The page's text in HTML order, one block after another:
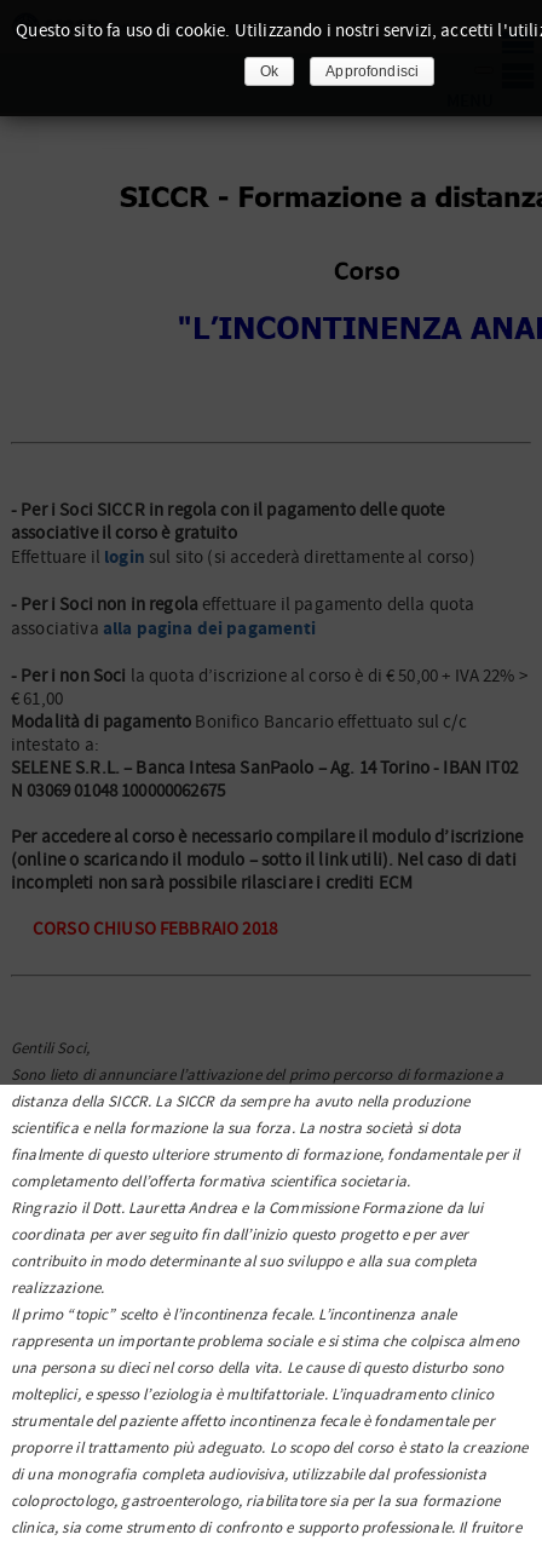
- Per i Soci SICCR in regola con il pagamento delle quote
associative il corso è gratuito
Effettuare il login sul sito (si accederà direttamente al corso)
- Per i Soci non in regola effettuare il pagamento della quota
associativa alla pagina dei pagamenti
- Per i non Soci la quota d’iscrizione al corso è di € 50,00 + IVA 22% >
€ 61,00
Modalità di pagamento Bonifico Bancario effettuato sul c/c
intestato a:
SELENE S.R.L. – Banca Intesa SanPaolo – Ag. 14 Torino - IBAN IT02
N 03069 01048 100000062675
Per accedere al corso è necessario compilare il modulo d’iscrizione
(online o scaricando il modulo – sotto il link utili). Nel caso di dati
incompleti non sarà possibile rilasciare i crediti ECM
CORSO CHIUSO FEBBRAIO 2018
Gentili Soci,
Sono lieto di annunciare l’attivazione del primo percorso di formazione a
distanza della SICCR. La SICCR da sem­pre ha avuto nella produzione
scientifica e nella formazione la sua forza. La nostra società si dota
finalmente di questo ulteriore strumento di formazione, fondamentale per il
completamento dell’offerta formativa scientifica so­cietaria.
Ringrazio il Dott. Lauretta Andrea e la Commissione Formazione da lui
coordinata per aver seguito fin dall’inizio questo progetto e per aver
contribuito in modo determinante al suo sviluppo e alla sua completa
realizzazione.
Il primo “topic” scelto è l’incontinenza fecale. L’incontinenza anale
rappresenta un importante problema sociale e si stima che colpisca almeno
una persona su dieci nel corso della vita. Le cause di questo disturbo sono
molteplici, e spesso l’eziologia è multifattoriale. L’inquadramento clinico
strumentale del paziente affetto incontinenza fecale è fondamentale per
proporre il trattamento più adeguato. Lo scopo del corso è stato la creazione
di una monografia completa audiovisiva, utilizzabile dal professionista
coloproctologo, gastroenterologo, riabilitatore sia per la sua formazione
clinica, sia come strumento di confronto e supporto professionale. Il fruitore
Questo sito fa uso di cookie. Utilizzando i nostri servizi, accetti
Ok Approfondisci